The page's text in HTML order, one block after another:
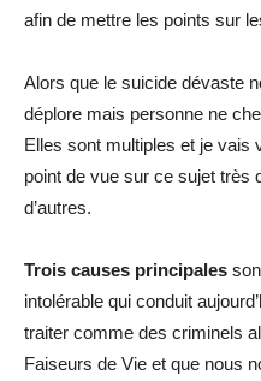
afin de mettre les points sur
Alors que le suicide dévaste
déplore mais personne ne
Elles sont multiples et je vais
point de vue sur ce sujet très
d’autres.
Trois causes principales
intolérable qui conduit
traiter comme des criminels
Faiseurs de Vie et que nous